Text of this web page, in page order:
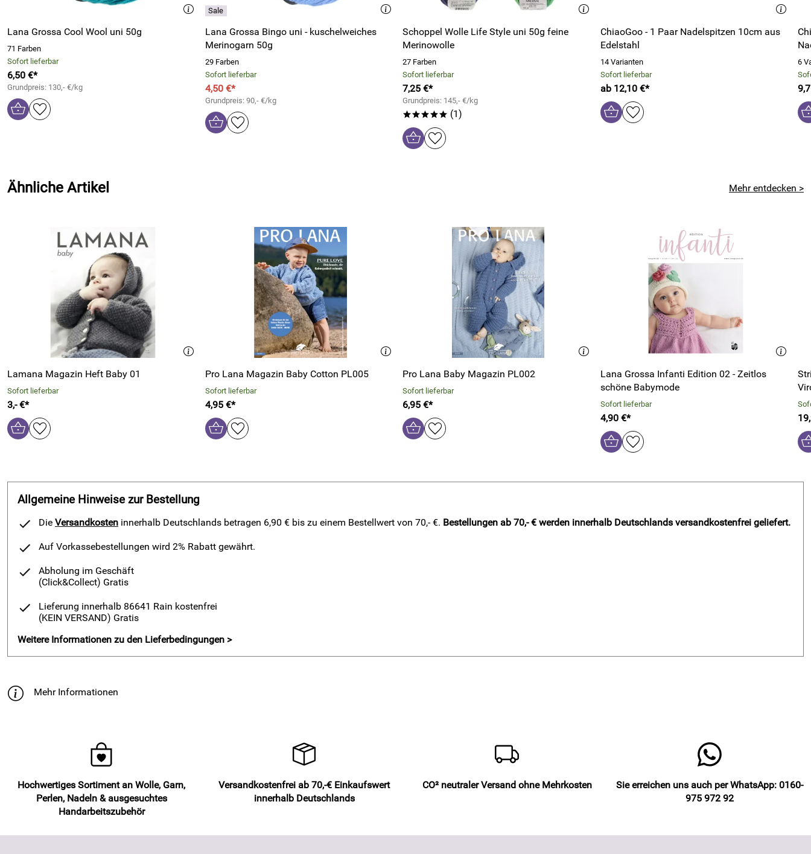
Lana Grossa Cool Wool uni 50g
71 Farben
Sofort lieferbar
6,50 €*
Grundpreis: 130,- €/kg
Lana Grossa Bingo uni - kuschelweiches
Merinogarn 50g
29 Farben
Sofort lieferbar
4,50 €*
Grundpreis: 90,- €/kg
Schoppel Wolle Life Style uni 50g feine
Merinowolle
27 Farben
Sofort lieferbar
7,25 €*
Grundpreis: 145,- €/kg
***** (1)
ChiaoGoo - 1 Paar Nadelspitzen 10cm aus
Edelstahl
14 Varianten
Sofort lieferbar
ab 12,10 €*
6
Ähnliche Artikel Mehr entdecken >
Lamana Magazin Heft Baby 01
Sofort lieferbar
3,- €*
Pro Lana Magazin Baby Cotton PL005
Sofort lieferbar
4,95 €*
Pro Lana Baby Magazin PL002
Sofort lieferbar
6,95 €*
Lana Grossa Infanti Edition 02 - Zeitlos
schöne Babymode
Sofort lieferbar
4,90 €*
Allgemeine Hinweise zur Bestellung
Die Versandkosten innerhalb Deutschlands betragen 6,90 € bis zu einem Bestellwert von 70,- €. Bestellungen ab 70,- € werden innerhalb Deutschlands versandkostenfrei geliefert.
Auf Vorkassebestellungen wird 2% Rabatt gewährt.
Abholung im Geschäft
(Click&Collect) Gratis
Lieferung innerhalb 86641 Rain kostenfrei
(KEIN VERSAND) Gratis
Weitere Informationen zu den Lieferbedingungen >
Mehr Informationen
Hochwertiges Sortiment an Wolle, Garn,
Perlen, Nadeln & ausgesuchtes
Handarbeitszubehör
Versandkostenfrei ab 70,-€ Einkaufswert
innerhalb Deutschlands
CO² neutraler Versand ohne Mehrkosten
Sie erreichen uns auch per WhatsApp: 0160-
975 972 92